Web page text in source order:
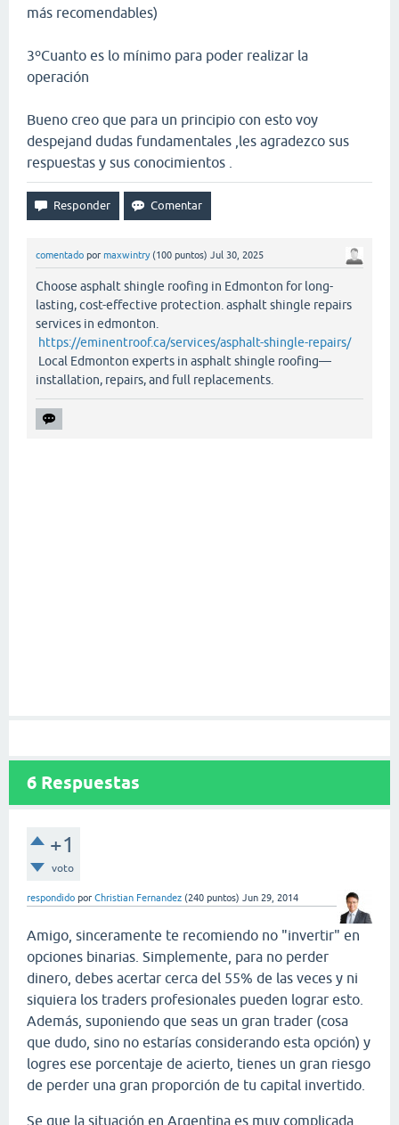
más recomendables)
3ºCuanto es lo mínimo para poder realizar la
operación
Bueno creo que para un principio con esto voy
despejand dudas fundamentales ,les agradezco sus
respuestas y sus conocimientos .
comentado por maxwintry (100 puntos) Jul 30, 2025
Choose asphalt shingle roofing in Edmonton for long-
lasting, cost-effective protection. asphalt shingle repairs
services in edmonton.
https://eminentroof.ca/services/asphalt-shingle-repairs/
Local Edmonton experts in asphalt shingle roofing—
installation, repairs, and full replacements.
6 Respuestas
+1
voto
respondido por Christian Fernandez (240 puntos) Jun 29, 2014
Amigo, sinceramente te recomiendo no "invertir" en
opciones binarias. Simplemente, para no perder
dinero, debes acertar cerca del 55% de las veces y ni
siquiera los traders profesionales pueden lograr esto.
Además, suponiendo que seas un gran trader (cosa
que dudo, sino no estarías considerando esta opción) y
logres ese porcentaje de acierto, tienes un gran riesgo
de perder una gran proporción de tu capital invertido.
Se que la situación en Argentina es muy complicada,